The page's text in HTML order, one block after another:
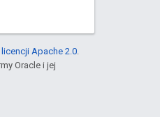
licencji Apache 2.0
Oracle i jej